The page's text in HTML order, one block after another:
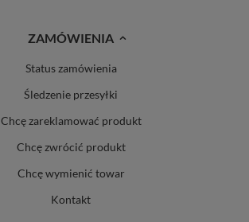
ZAMÓWIENIA
Status zamówienia
Śledzenie przesyłki
Chcę zareklamować produkt
Chcę zwrócić produkt
Chcę wymienić towar
Kontakt